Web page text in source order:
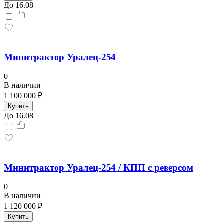
До 16.08
Минитрактор Уралец-254
0
В наличии
1 100 000 ₽
Купить
До 16.08
Минитрактор Уралец-254 / КПП с реверсом
0
В наличии
1 120 000 ₽
Купить